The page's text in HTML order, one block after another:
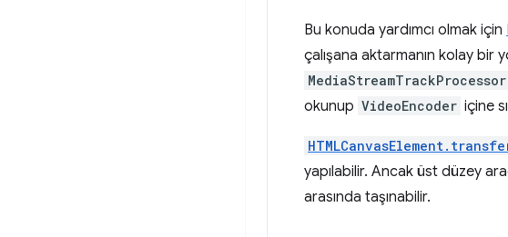
Bu konuda yardımcı olmak için
çalışana aktarmanın kolay bir
MediaStreamTrackProcessor
okunup VideoEncoder içine
yapılabilir. Ancak üst düzey
arasında taşınabilir.